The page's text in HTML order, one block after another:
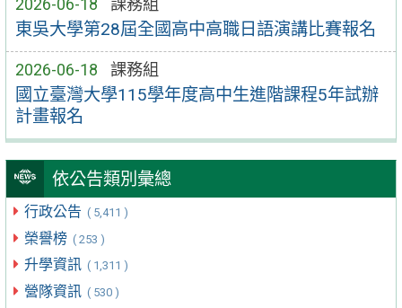
2026-06-18 課務組
東吳大學第28屆全國高中高職日語演講比賽報名
2026-06-18 課務組
國立臺灣大學115學年度高中生進階課程5年試辦
計畫報名
依公告類別彙總
行政公告 ( 5,411 )
榮譽榜 ( 253 )
升學資訊 ( 1,311 )
營隊資訊 ( 530 )